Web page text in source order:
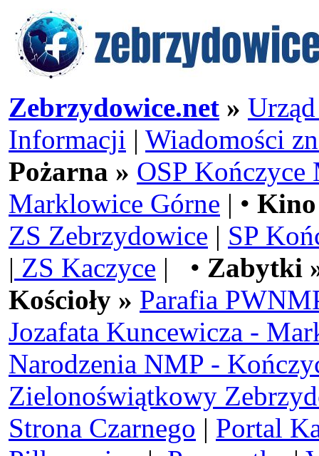
Zebrzydowice.net »
Informacji | Wiadomości
Pożarna » OSP Kończyce
Marklowice Górne | •
ZS Zebrzydowice | SP
| ZS Kaczyce | • Zabytki
Kościoły » Parafia
Jozafata Kuncewicza -
Narodzenia NMP -
Zielonoświątkowy
Strona Czarnego | Portal